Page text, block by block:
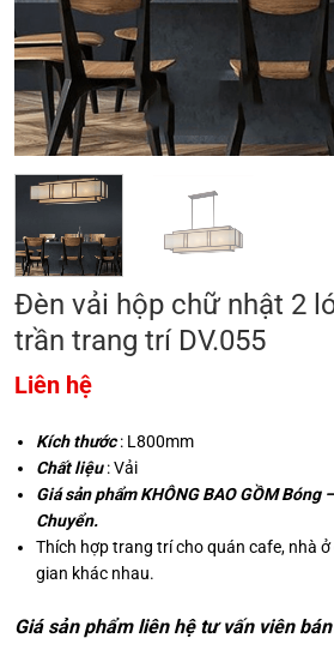
Đèn vải hộp chữ nhật 2
trần trang trí DV.055
Liên hệ
Kích thước: L800mm
Chất liệu: Vải
Giá sản phẩm KHÔNG BAO GỒM Bóng
Chuyển.
Thích hợp trang trí cho quán cafe, nhà
gian khác nhau.
Giá sản phẩm liên hệ tư vấn viên